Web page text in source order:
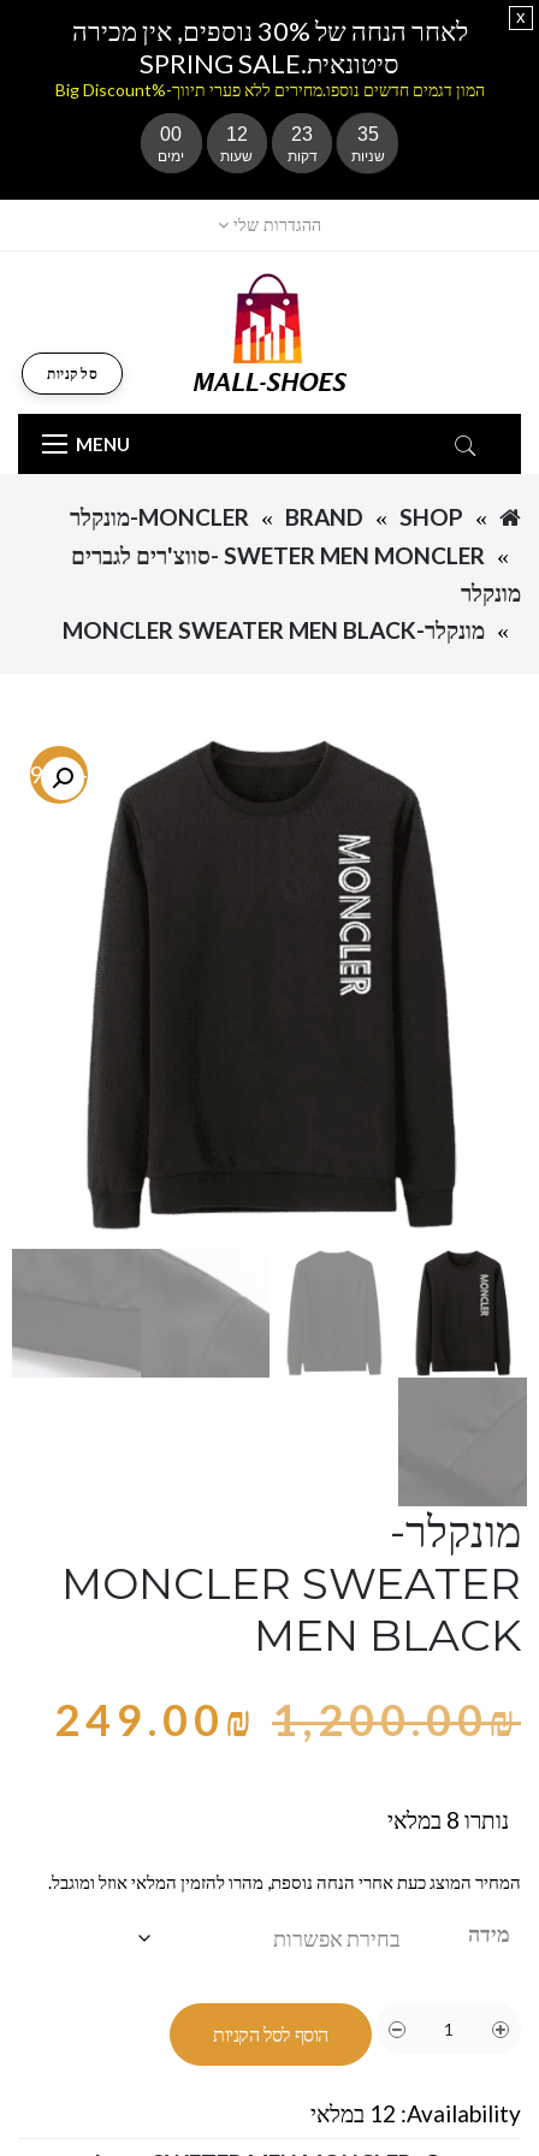
ההגדרות שלי
MENU
סל קניות
SHOP
BRAND
MONCLER-מונקלר
SWETER MEN MONCLER -סווצ'רים לגברים
מונקלר
מונקלר-MONCLER SWEATER MEN BLACK
-79.3%
מונקלר-
MONCLER SWEATER
MEN BLACK
1,200.00₪
249.00₪
נותרו 8 במלאי
המחיר המוצג כעת אחרי הנחה נוספת, מהרו להזמין המלאי אוזל ומוגבל.
מידה
הוסף לסל הקניות
Availability: 12 במלאי
לאחר הנחה של 30% נוספים, אין מכירה
סיטונאית.SPRING SALE
המון דגמים חדשים נוספו.מחירים ללא פערי תיווך-%Big Discount
00
ימים
12
שעות
23
דקות
35
שניות
x